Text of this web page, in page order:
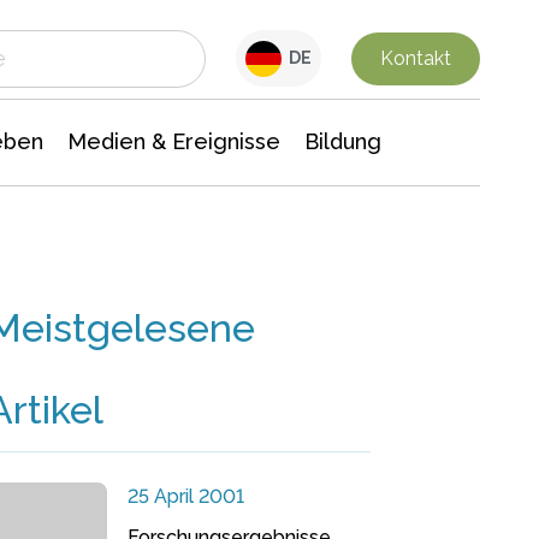
DE Kontakt
Medien & Ereignisse Bildung
25 April 2001